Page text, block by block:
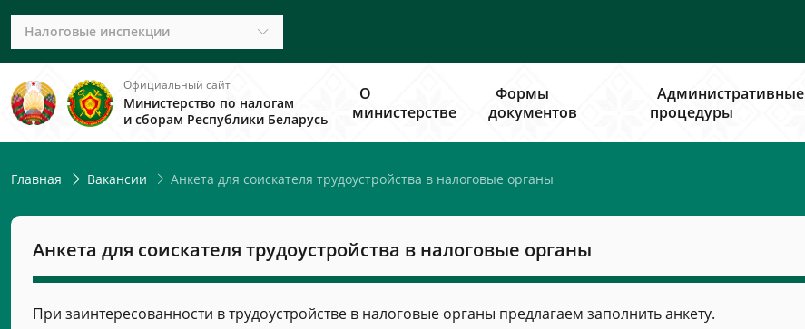
Налоговые инспекции
Официальный сайт
Министерство по налогам
и сборам Республики Беларусь
О
министерстве
Формы
документов
Административные
процедуры
Главная Вакансии Анкета для соискателя трудоустройства в налоговые органы
Анкета для соискателя трудоустройства в налоговые органы
При заинтересованности в трудоустройстве в налоговые органы предлагаем заполнить анкету.